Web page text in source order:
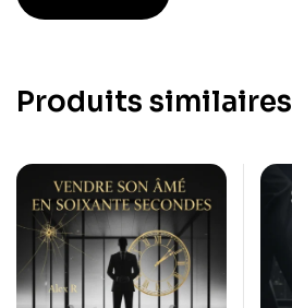
Produits similaires